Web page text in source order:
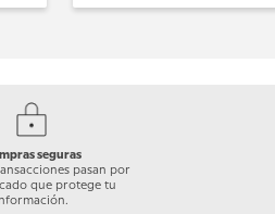
seguras
pasan por
que protege tu